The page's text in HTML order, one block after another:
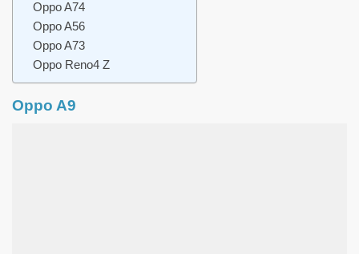
Oppo A74
Oppo A56
Oppo A73
Oppo Reno4 Z
Oppo A9